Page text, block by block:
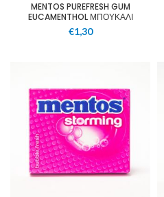
MENTOS PUREFRESH GUM
EUCAMENTHOL ΜΠΟΥΚΑΛΙ
€1,30